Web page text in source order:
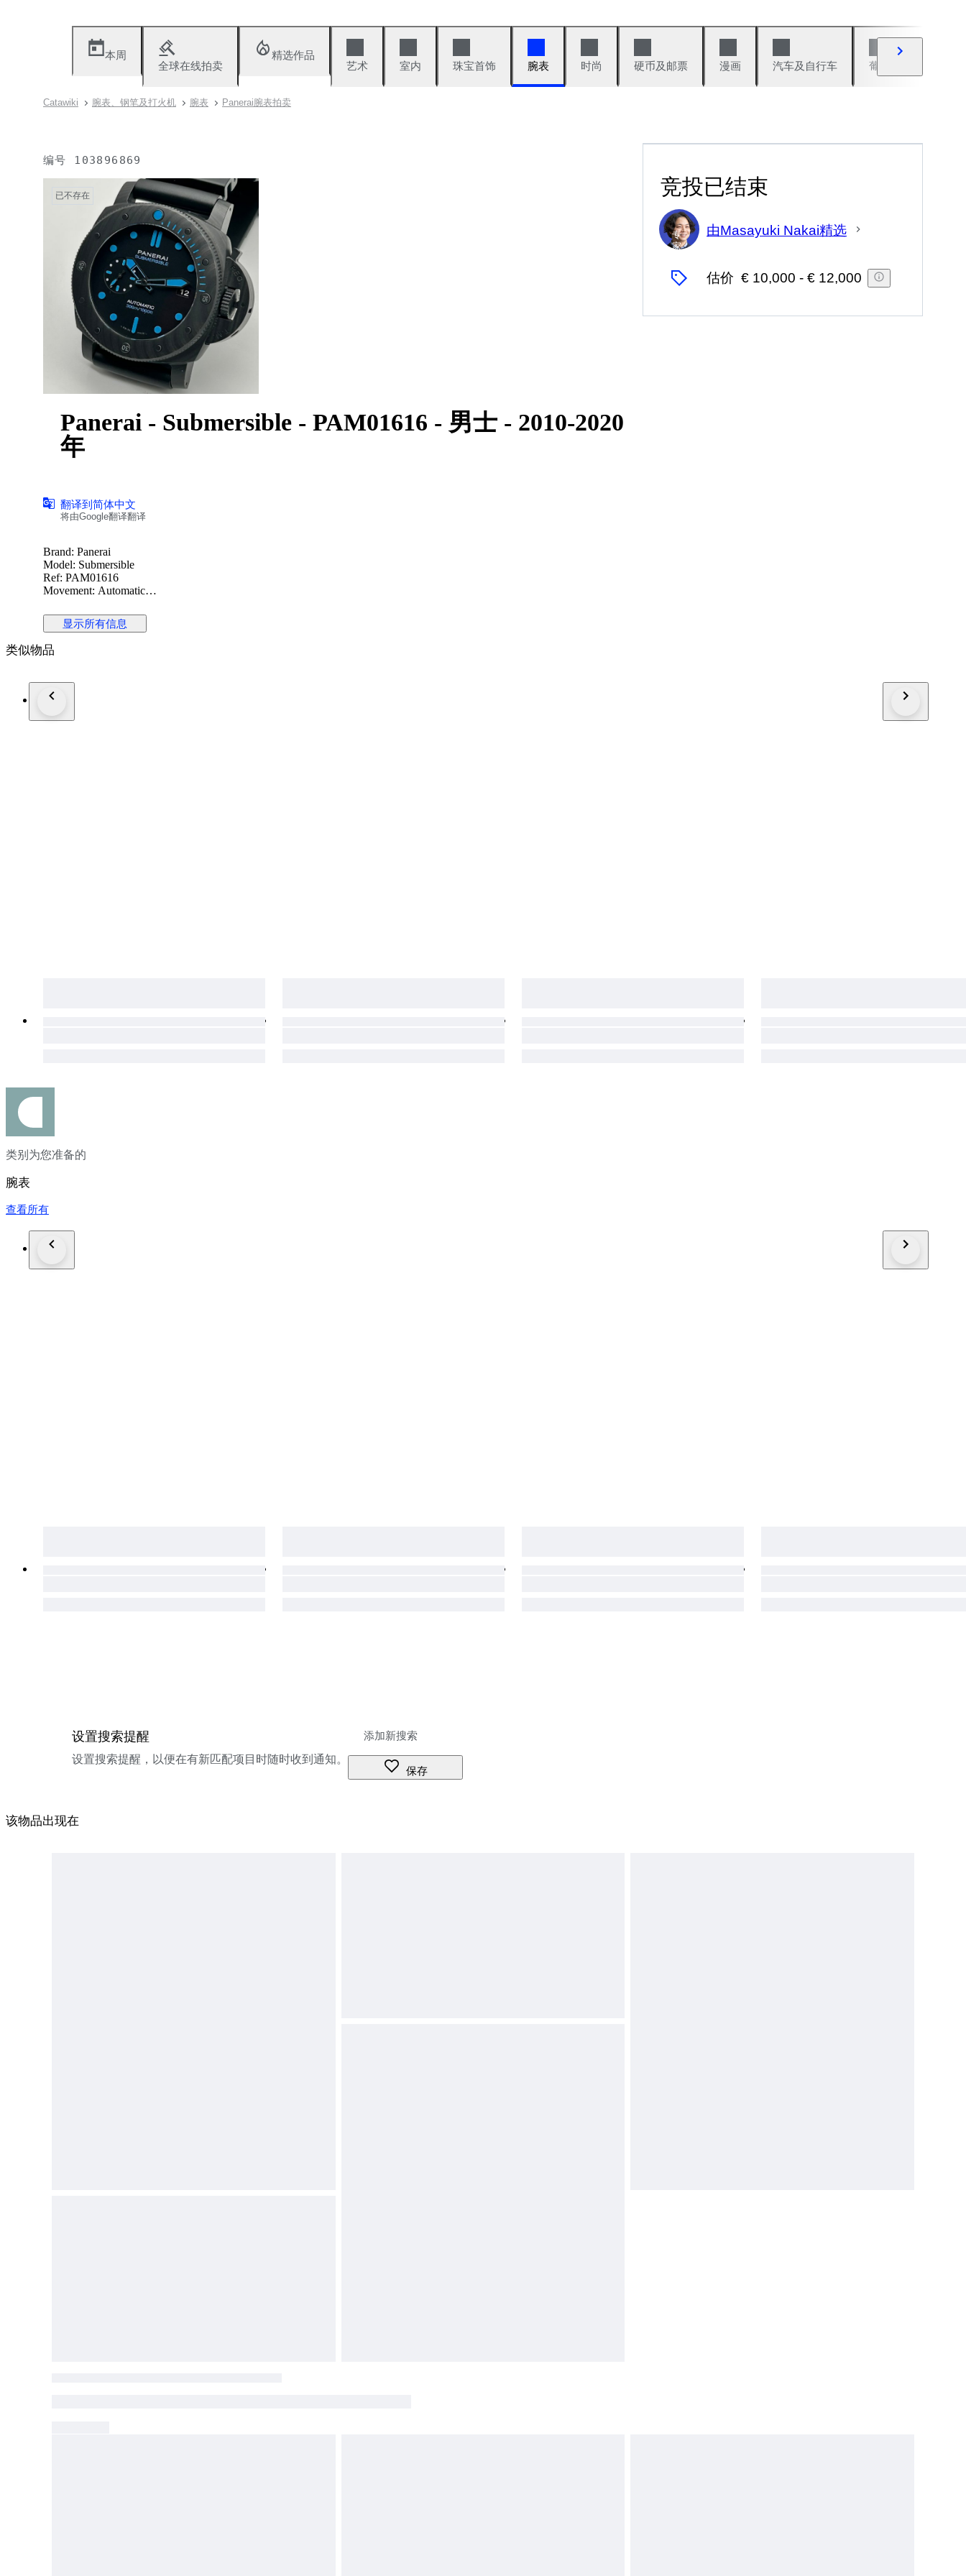
本周
全球在线拍卖
精选作品
艺术
室内 珠宝首饰 腕表 时尚 硬币及邮票 漫画 汽车及自行车 葡萄酒及烈性酒
Catawiki 腕表、钢笔及打火机 腕表 Panerai腕表拍卖
编号 103896869
已不存在
Panerai - Submersible - PAM01616 - 男士 - 2010-2020
年
翻译到简体中文
将由Google翻译翻译
Brand: Panerai
Model: Submersible
Ref: PAM01616
Movement: Automatic
Case: Carbon
Case diameter: 44 mm
Crystal: Sapphire crystal
Strap/Bracelet: Rubber
Clasp: Buckle
Condition: Worn and in very good condition
显示所有信息
竞投已结束
专
家
由Masayuki Nakai精选
估价 € 10,000 - € 12,000
类似物品
类别为您准备的
腕表
查看所有
设置搜索提醒
设置搜索提醒，以便在有新匹配项目时随时收到通知。
保存
该物品出现在